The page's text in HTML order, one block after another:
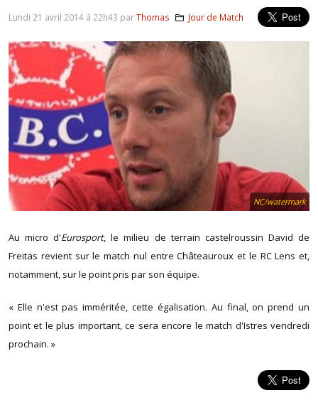
NC/watermark
Au micro d'Eurosport, le milieu de terrain castelroussin David de
Freitas revient sur le match nul entre Châteauroux et le RC Lens et,
notamment, sur le point pris par son équipe.
« Elle n'est pas imméritée, cette égalisation. Au final, on prend un
point et le plus important, ce sera encore le match d'Istres vendredi
prochain. »
Lundi 21 avril 2014 à 22h43 parThomas Jour de Match